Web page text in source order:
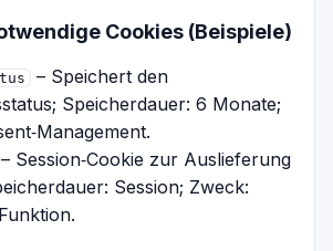
Cookies (Beispiele)
– Speichert den
Speicherdauer: 6 Monate;
– Session‑Cookie zur Auslieferung
Session; Zweck: